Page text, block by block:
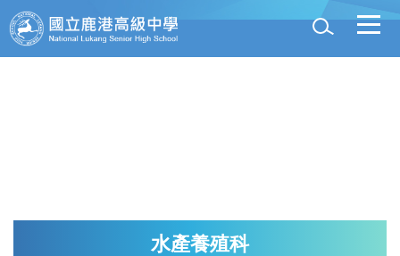
跳
到
主
水產養殖科